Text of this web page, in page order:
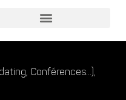
Conférences...),